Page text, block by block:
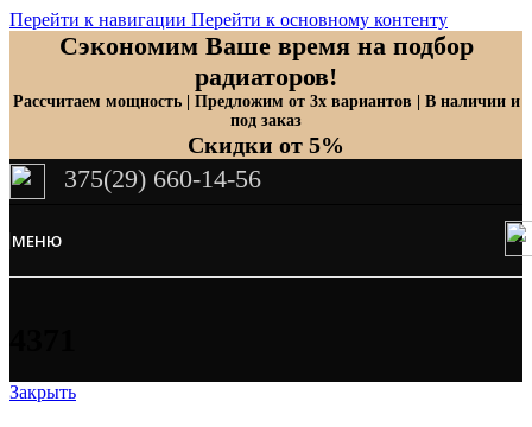
Перейти к навигации Перейти к основному контенту
Сэкономим Ваше время на подбор
радиаторов!
Рассчитаем мощность | Предложим от 3х вариантов | В наличии и
под заказ
Скидки от 5%
375(29) 660-14-56
МЕНЮ
Закрыть